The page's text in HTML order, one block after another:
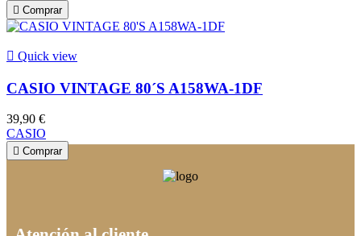
 Comprar
 Quick view
CASIO VINTAGE 80´S A158WA-1DF
39,90 €
CASIO
 Comprar